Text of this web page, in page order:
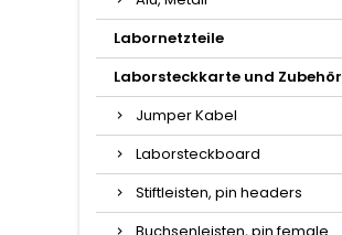
Labornetzteile
Laborsteckkarte und Zubehör
Jumper Kabel
Laborsteckboard
Stiftleisten, pin headers